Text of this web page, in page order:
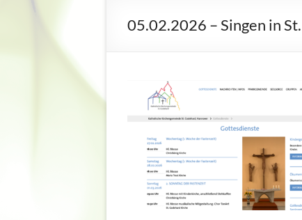
05.02.2026 – Singen in